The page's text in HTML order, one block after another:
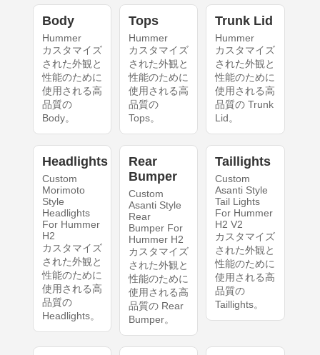
Body
Hummer
カスタマイズ
された外観と
性能のために
使用される高
品質の
Body。
Tops
Hummer
カスタマイズ
された外観と
性能のために
使用される高
品質の
Tops。
Trunk Lid
Hummer
カスタマイズ
された外観と
性能のために
使用される高
品質の Trunk
Lid。
Headlights
Custom
Morimoto
Style
Headlights
For Hummer
H2
カスタマイズ
された外観と
性能のために
使用される高
品質の
Headlights。
Rear
Bumper
Custom
Asanti Style
Rear
Bumper For
Hummer H2
カスタマイズ
された外観と
性能のために
使用される高
品質の Rear
Bumper。
Taillights
Custom
Asanti Style
Tail Lights
For Hummer
H2 V2
カスタマイズ
された外観と
性能のために
使用される高
品質の
Taillights。